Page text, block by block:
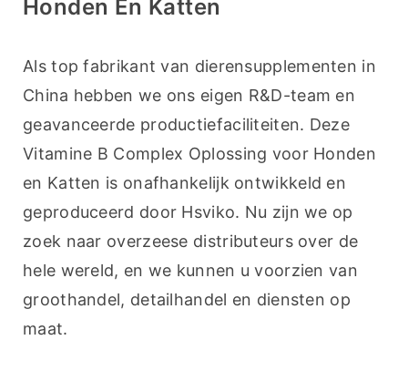
Honden En Katten
Als top fabrikant van dierensupplementen in
China hebben we ons eigen R&D-team en
geavanceerde productiefaciliteiten. Deze
Vitamine B Complex Oplossing voor Honden
en Katten is onafhankelijk ontwikkeld en
geproduceerd door Hsviko. Nu zijn we op
zoek naar overzeese distributeurs over de
hele wereld, en we kunnen u voorzien van
groothandel, detailhandel en diensten op
maat.